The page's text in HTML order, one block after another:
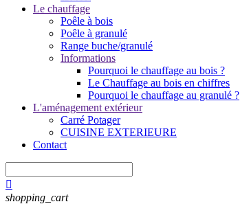
Le chauffage
Poêle à bois
Poêle à granulé
Range buche/granulé
Informations
Pourquoi le chauffage au bois ?
Le Chauffage au bois en chiffres
Pourquoi le chauffage au granulé ?
L'aménagement extérieur
Carré Potager
CUISINE EXTERIEURE
Contact

shopping_cart